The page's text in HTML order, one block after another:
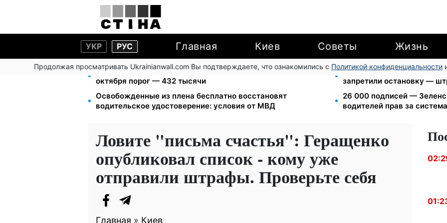
УКР РУС Главная Киев Советы Жизнь
Продолжая просматривать Ukrainianwall.com Вы подтверждаете, что ознакомились с Политикой конфиденциальности
172 940 грн защитят жилье от ареста за коммуналку: с
октября порог — 432 тысячи
Новый знак на
запретили остановку —
Освобожденные из плена бесплатно восстановят
водительское удостоверение: условия от МВД
26 000 подписей —
водителей прав за
Ловите "письма счастья": Геращенко
опубликовал список - кому уже
отправили штрафы. Проверьте себя
Главная » Киев